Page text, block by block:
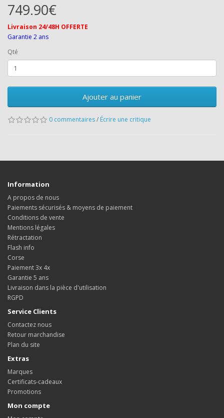
749.90€
Livraison 24/48H OFFERTE
Garantie 2 ans
Qté
Ajouter au panier
0 commentaires/ Écrire une critique
Information
A propos de nous
Paiements sécurisés & moyens de paiement
Conditions de vente
Mentions légales
Rétractation
Flash info
Corse
Paiement 3x 4x
Garantie 5 ans
Livraison dans la pièce d'utilisation
RGPD
Service Clients
Contactez nous
Retour marchandise
Plan du site
Extras
Marques
Certificats-cadeaux
Promotions
Mon compte